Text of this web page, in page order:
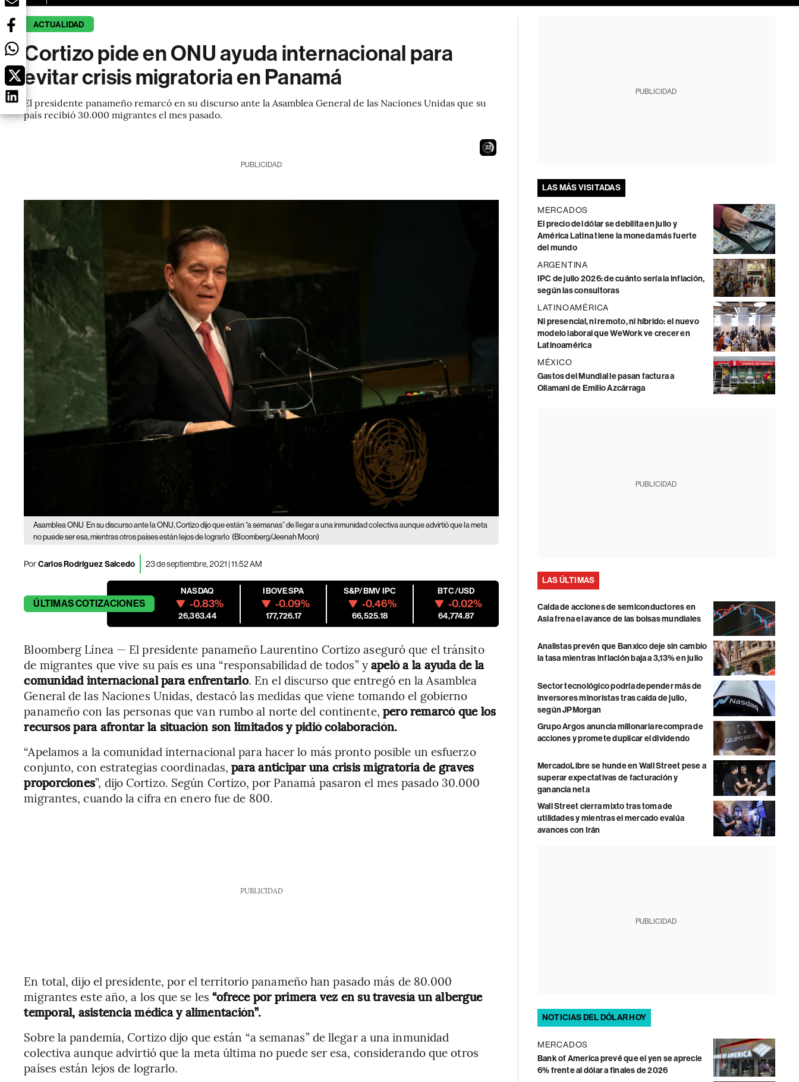
ACTUALIDAD
Cortizo pide en ONU ayuda internacional para
evitar crisis migratoria en Panamá
El presidente panameño remarcó en su discurso ante la Asamblea General de las Naciones Unidas que su
país recibió 30.000 migrantes el mes pasado.
21
PUBLICIDAD
Asamblea ONU En su discurso ante la ONU, Cortizo dijo que están “a semanas” de llegar a una inmunidad colectiva aunque advirtió que la meta
no puede ser esa, mientras otros países están lejos de lograrlo (Bloomberg/Jeenah Moon)
PorCarlos Rodríguez Salcedo 23 de septiembre, 2021 | 11:52 AM
ÚLTIMASCOTIZACIONES
NASDAQ
-0.83%
26,363.44
IBOVESPA
-0.09%
177,726.17
S&P/BMV IPC
-0.46%
66,525.18
BTC/USD
-0.02%
64,774.87
Bloomberg Línea — El presidente panameño Laurentino Cortizo aseguró que el tránsito
de migrantes que vive su país es una “responsabilidad de todos” yapeló a la ayuda de la
comunidad internacional para enfrentarlo. En el discurso que entregó en la Asamblea
General de las Naciones Unidas, destacó las medidas que viene tomando el gobierno
panameño con las personas que van rumbo al norte del continente, pero remarcó que los
recursos para afrontar la situación son limitados y pidió colaboración.
“Apelamos a la comunidad internacional para hacer lo más pronto posible un esfuerzo
conjunto, con estrategias coordinadas,para anticipar una crisis migratoria de graves
proporciones”, dijo Cortizo. Según Cortizo, por Panamá pasaron el mes pasado 30.000
migrantes, cuando la cifra en enero fue de 800.
PUBLICIDAD
En total, dijo el presidente, por el territorio panameño han pasado más de 80.000
migrantes este año, a los que se les“ofrece por primera vez en su travesía un albergue
temporal, asistencia médica y alimentación”.
Sobre la pandemia, Cortizo dijo que están “a semanas” de llegar a una inmunidad
colectiva aunque advirtió que la meta última no puede ser esa, considerando que otros
países están lejos de lograrlo.
PUBLICIDAD
LAS MÁS VISITADAS
MERCADOS
El precio del dólar se debilita en julio y
América Latina tiene la moneda más fuerte
del mundo
ARGENTINA
IPC de julio 2026: de cuánto sería la inflación,
según las consultoras
LATINOAMÉRICA
Ni presencial, ni remoto, ni híbrido: el nuevo
modelo laboral que WeWork ve crecer en
Latinoamérica
MÉXICO
Gastos del Mundial le pasan factura a
Ollamani de Emilio Azcárraga
PUBLICIDAD
LAS ÚLTIMAS
Caída de acciones de semiconductores en
Asia frena el avance de las bolsas mundiales
Analistas prevén que Banxico deje sin cambio
la tasa mientras inflación baja a 3,13% en julio
Sector tecnológico podría depender más de
inversores minoristas tras caída de julio,
según JPMorgan
Grupo Argos anuncia millonaria recompra de
acciones y promete duplicar el dividendo
MercadoLibre se hunde en Wall Street pese a
superar expectativas de facturación y
ganancia neta
Wall Street cierra mixto tras toma de
utilidades y mientras el mercado evalúa
avances con Irán
PUBLICIDAD
NOTICIAS DEL DÓLAR HOY
MERCADOS
Bank of America prevé que el yen se aprecie
6% frente al dólar a finales de 2026